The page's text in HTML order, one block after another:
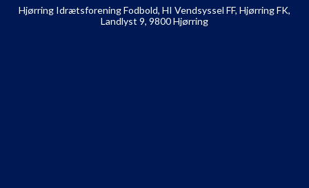
Hjørring Idrætsforening Fodbold, HI Vendsyssel FF, Hjørring FK,
Landlyst 9, 9800 Hjørring